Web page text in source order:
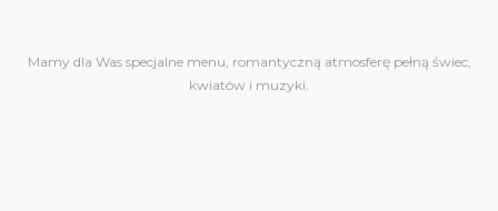
Mamy dla Was specjalne menu, romantyczną atmosferę pełną świec,
kwiatów i muzyki.